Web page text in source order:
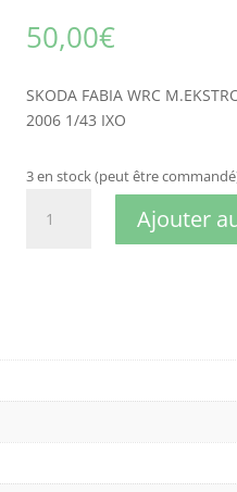
50,00€
SKODA FABIA WRC
2006 1/43 IXO
3 en stock (peut être
de
SWEDEN
Ajouter